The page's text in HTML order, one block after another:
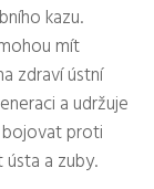
kazu.
mít
zdraví ústní
a udržuje
bojovat proti
a zuby.